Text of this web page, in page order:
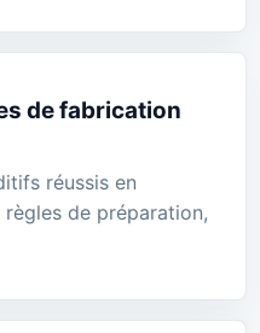
de fabrication
réussis en
de préparation,